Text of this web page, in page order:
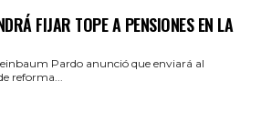
FIJAR TOPE A PENSIONES EN LA
Pardo anunció que enviará al
reforma...